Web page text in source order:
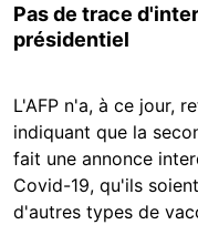
Pas de trace
présidentiel
L'AFP n'a, à ce jour,
indiquant que la
fait une annonce
Covid-19, qu'ils
d'autres types de